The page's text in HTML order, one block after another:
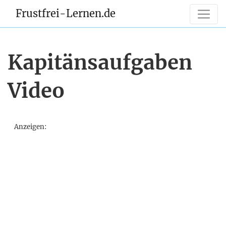
Frustfrei-Lernen.de
Kapitänsaufgaben
Video
Anzeigen: